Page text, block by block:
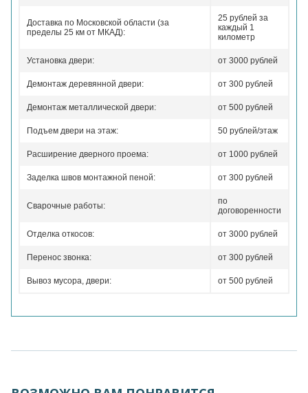
Доставка по Московской области (за
пределы 25 км от МКАД):
25 рублей за
каждый 1
километр
Установка двери: от 3000 рублей
Демонтаж деревянной двери: от 300 рублей
Демонтаж металлической двери: от 500 рублей
Подъем двери на этаж: 50 рублей/этаж
Расширение дверного проема: от 1000 рублей
Заделка швов монтажной пеной: от 300 рублей
Сварочные работы:
по
договоренности
Отделка откосов: от 3000 рублей
Перенос звонка: от 300 рублей
Вывоз мусора, двери: от 500 рублей